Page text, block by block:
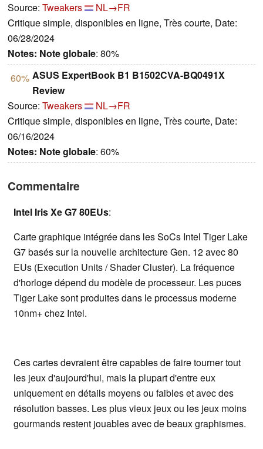
Source: Tweakers
NL→FR
Critique simple, disponibles en ligne, Très courte, Date:
06/28/2024
Notes: Note globale: 80%
60% ASUS ExpertBook B1 B1502CVA-BQ0491X
Review
Source: Tweakers
NL→FR
Critique simple, disponibles en ligne, Très courte, Date:
06/16/2024
Notes: Note globale: 60%
Commentaire
Intel Iris Xe G7 80EUs:
Carte graphique intégrée dans les SoCs Intel Tiger Lake
G7 basés sur la nouvelle architecture Gen. 12 avec 80
EUs (Execution Units / Shader Cluster). La fréquence
d'horloge dépend du modèle de processeur. Les puces
Tiger Lake sont produites dans le processus moderne
10nm+ chez Intel.
Ces cartes devraient être capables de faire tourner tout
les jeux d'aujourd'hui, mais la plupart d'entre eux
uniquement en détails moyens ou faibles et avec des
résolution basses. Les plus vieux jeux ou les jeux moins
gourmands restent jouables avec de beaux graphismes.